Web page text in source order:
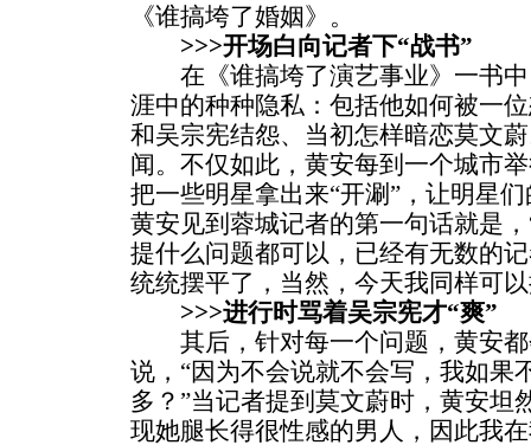
《谁搞垮了婚姻》。
>>>开场白向记者下“战书”
在《谁搞垮了演艺事业》一书中
涯中的种种隐私：包括他如何被一
和吴宗宪结怨、当初怎样暗恋莫文
闻。不仅如此，黄安每到一个城市
把一些明星拿出来“开涮”，让明星
黄安见到蓉城记者的第一句话就是
提什么问题都可以，已经有无数的
统统摆平了，当然，今天我同样可
>>>进行时骂着吴宗宪才“爽”
其后，针对每一个问题，黄安都
说，“因为不会说就不会写，我如果
多？”当记者提到莫文蔚时，黄安坦
现她腿长得很性感的男人，因此我